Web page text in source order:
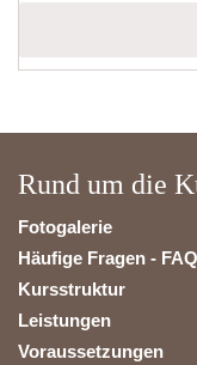
Rund um die
Fotogalerie
Häufige Fragen - FAQ
Kursstruktur
Leistungen
Voraussetzungen